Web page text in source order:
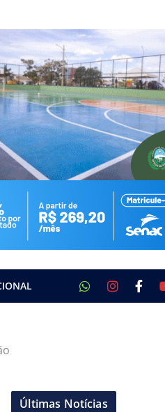
Últimas Notícias